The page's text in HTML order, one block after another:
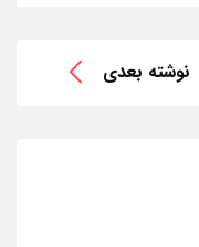
نوشته بعدی